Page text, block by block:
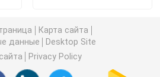
газа
Карта сайта
данные
Desktop Site
Privacy Policy